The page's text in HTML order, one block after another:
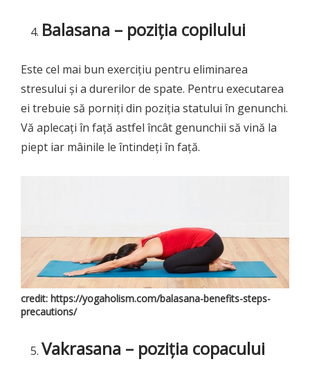
Balasana – poziția copilului
Este cel mai bun exercițiu pentru eliminarea
stresului și a durerilor de spate. Pentru executarea
ei trebuie să porniți din poziția statului în genunchi.
Vă aplecați în față astfel încât genunchii să vină la
piept iar mâinile le întindeți în față.
credit: https://yogaholism.com/balasana-benefits-steps-
precautions/
Vakrasana – poziția copacului